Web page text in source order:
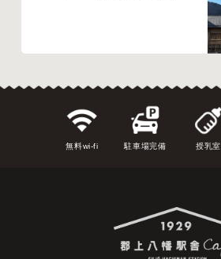
無料wi-fi 駐車場完備 授乳室